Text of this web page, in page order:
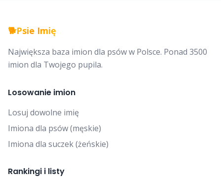
🐕Psie Imię
Największa baza imion dla psów w Polsce. Ponad 3500
imion dla Twojego pupila.
Losowanie imion
Losuj dowolne imię
Imiona dla psów (męskie)
Imiona dla suczek (żeńskie)
Rankingi i listy